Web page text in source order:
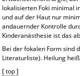
lokalisierten Foki minimal
und auf der Haut nur
andauernder Kontrolle
Kinderanästhesie ist das
Bei der fokalen Form sind
Literaturliste). Heilung
[ top ]